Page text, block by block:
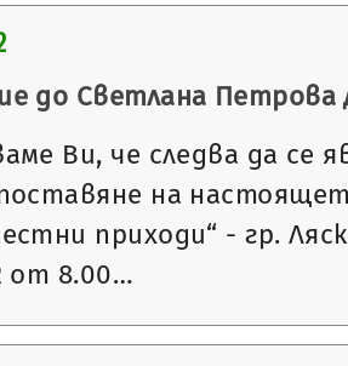
до Светлана
Ви, че следва да се
на
приходи“ - гр.
от 8.00…